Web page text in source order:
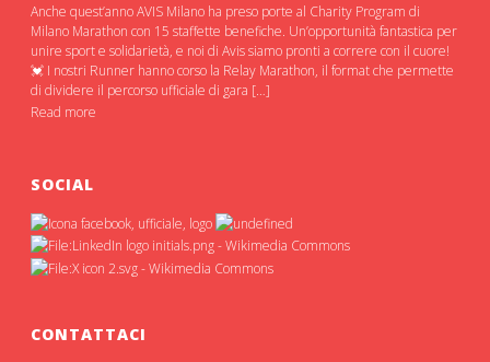
Anche quest’anno AVIS Milano ha preso porte al Charity Program di
Milano Marathon con 15 staffette benefiche. Un’opportunità fantastica per
unire sport e solidarietà, e noi di Avis siamo pronti a correre con il cuore!
💓 I nostri Runner hanno corso la Relay Marathon, il format che permette
di dividere il percorso ufficiale di gara […]
Read more
SOCIAL
CONTATTACI